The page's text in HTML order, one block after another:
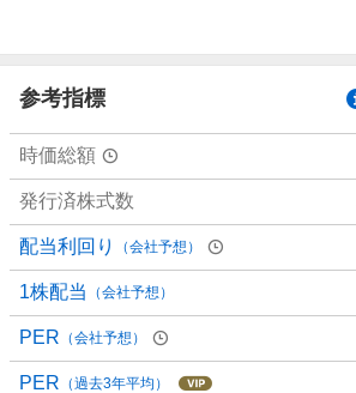
ア
参考指標
時価総額
発行済株式数
配当利回り （会社予想）
1株配当 （会社予想）
PER （会社予想）
PER （過去3年平均）